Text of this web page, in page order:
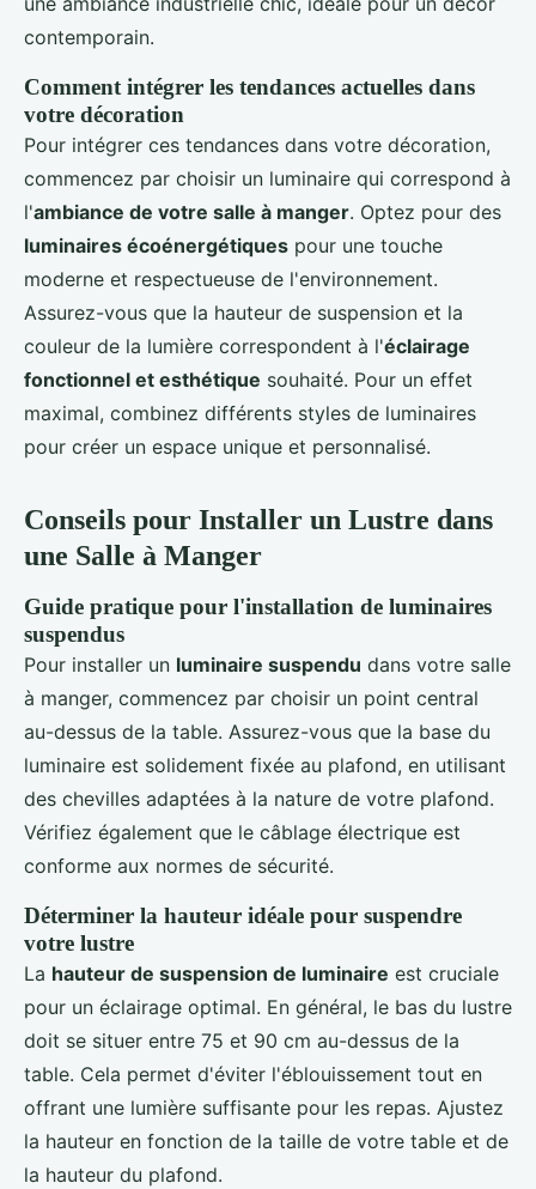
contemporain.
Comment intégrer les tendances actuelles dans
votre décoration
Pour intégrer ces tendances dans votre décoration,
commencez par choisir un luminaire qui correspond à
l'ambiance de votre salle à manger. Optez pour des
luminaires écoénergétiques pour une touche
moderne et respectueuse de l'environnement.
Assurez-vous que la hauteur de suspension et la
couleur de la lumière correspondent à l'éclairage
fonctionnel et esthétique souhaité. Pour un effet
maximal, combinez différents styles de luminaires
pour créer un espace unique et personnalisé.
Conseils pour Installer un Lustre dans
une Salle à Manger
Guide pratique pour l'installation de luminaires
suspendus
Pour installer un luminaire suspendu dans votre salle
à manger, commencez par choisir un point central
au-dessus de la table. Assurez-vous que la base du
luminaire est solidement fixée au plafond, en utilisant
des chevilles adaptées à la nature de votre plafond.
Vérifiez également que le câblage électrique est
conforme aux normes de sécurité.
Déterminer la hauteur idéale pour suspendre
votre lustre
La hauteur de suspension de luminaire est cruciale
pour un éclairage optimal. En général, le bas du lustre
doit se situer entre 75 et 90 cm au-dessus de la
table. Cela permet d'éviter l'éblouissement tout en
offrant une lumière suffisante pour les repas. Ajustez
la hauteur en fonction de la taille de votre table et de
la hauteur du plafond.